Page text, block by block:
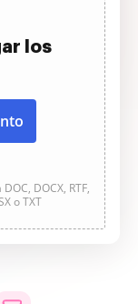
los
DOCX, RTF,
o TXT